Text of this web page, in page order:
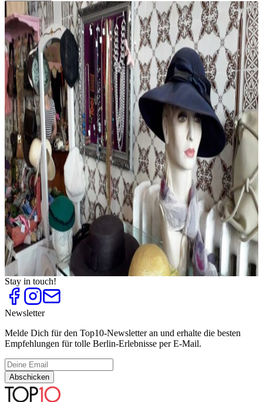
Top
10
Abendkleider und Partymode
Top
10
Besondere Schuhläden
Top10
Brautmode und Hochzeitskleider
Top10
Dessous und exklusive Wäsche
Top10
Eco Mode aus Berlin
Top 10
Kostümverleih und Kostümläden
Top10
Mode Accessoires
Top10
Mode aus Berlin
Top10
Mode für Mollige
Top10
Mode-Outlets
Top10
Schuhläden für Frauen
Top 10
Second Hand Shops
Top
Vintage Mode
Stay in touch!
Newsletter
Melde Dich für den Top10-Newsletter an und erhalte die besten
Empfehlungen für tolle Berlin-Erlebnisse per E-Mail.
Abschicken